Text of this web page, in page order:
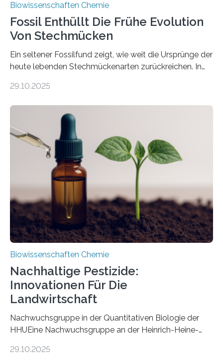
Biowissenschaften Chemie
Fossil Enthüllt Die Frühe Evolution
Von Stechmücken
Ein seltener Fossilfund zeigt, wie weit die Ursprünge der
heute lebenden Stechmückenarten zurückreichen. In
Forschende die bisher älteste bekannte Stechmücken-
Region Kachin in Myanmar und hat sich in
ausgezeichnetem Zustand erhalten. Es konnte als neue
Art einer neuen Gattung beschrieben werden und trägt
nun den Namen Cretosabethes primaevus. Dieser erste
fossile Nachweis einer Stechmückenlarve in Bernstein
stellt gleichzeitig den ersten Fossilfund einer
Mückenlarve aus dem Mesozoikum dar, denn…
29.10.2025
Biowissenschaften Chemie
Nachhaltige Pestizide:
Innovationen Für Die
Landwirtschaft
Nachwuchsgruppe in der Quantitativen Biologie der
HHUEine Nachwuchsgruppe an der Heinrich-Heine-
fünf Jahren erforschen, wie Bakterien auf
29.10.2025